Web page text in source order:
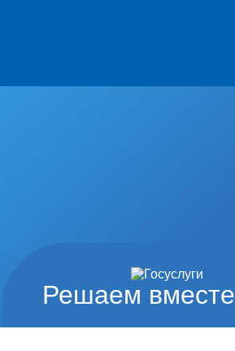
Решаем вместе